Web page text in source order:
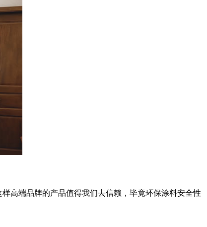
高端品牌的产品值得我们去信赖，毕竟环保涂料安全性